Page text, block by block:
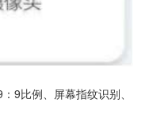
9比例、屏幕指纹识别、